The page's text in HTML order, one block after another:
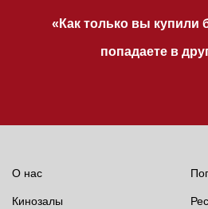
«Как только вы купили
попадаете в
О нас
Кинозалы